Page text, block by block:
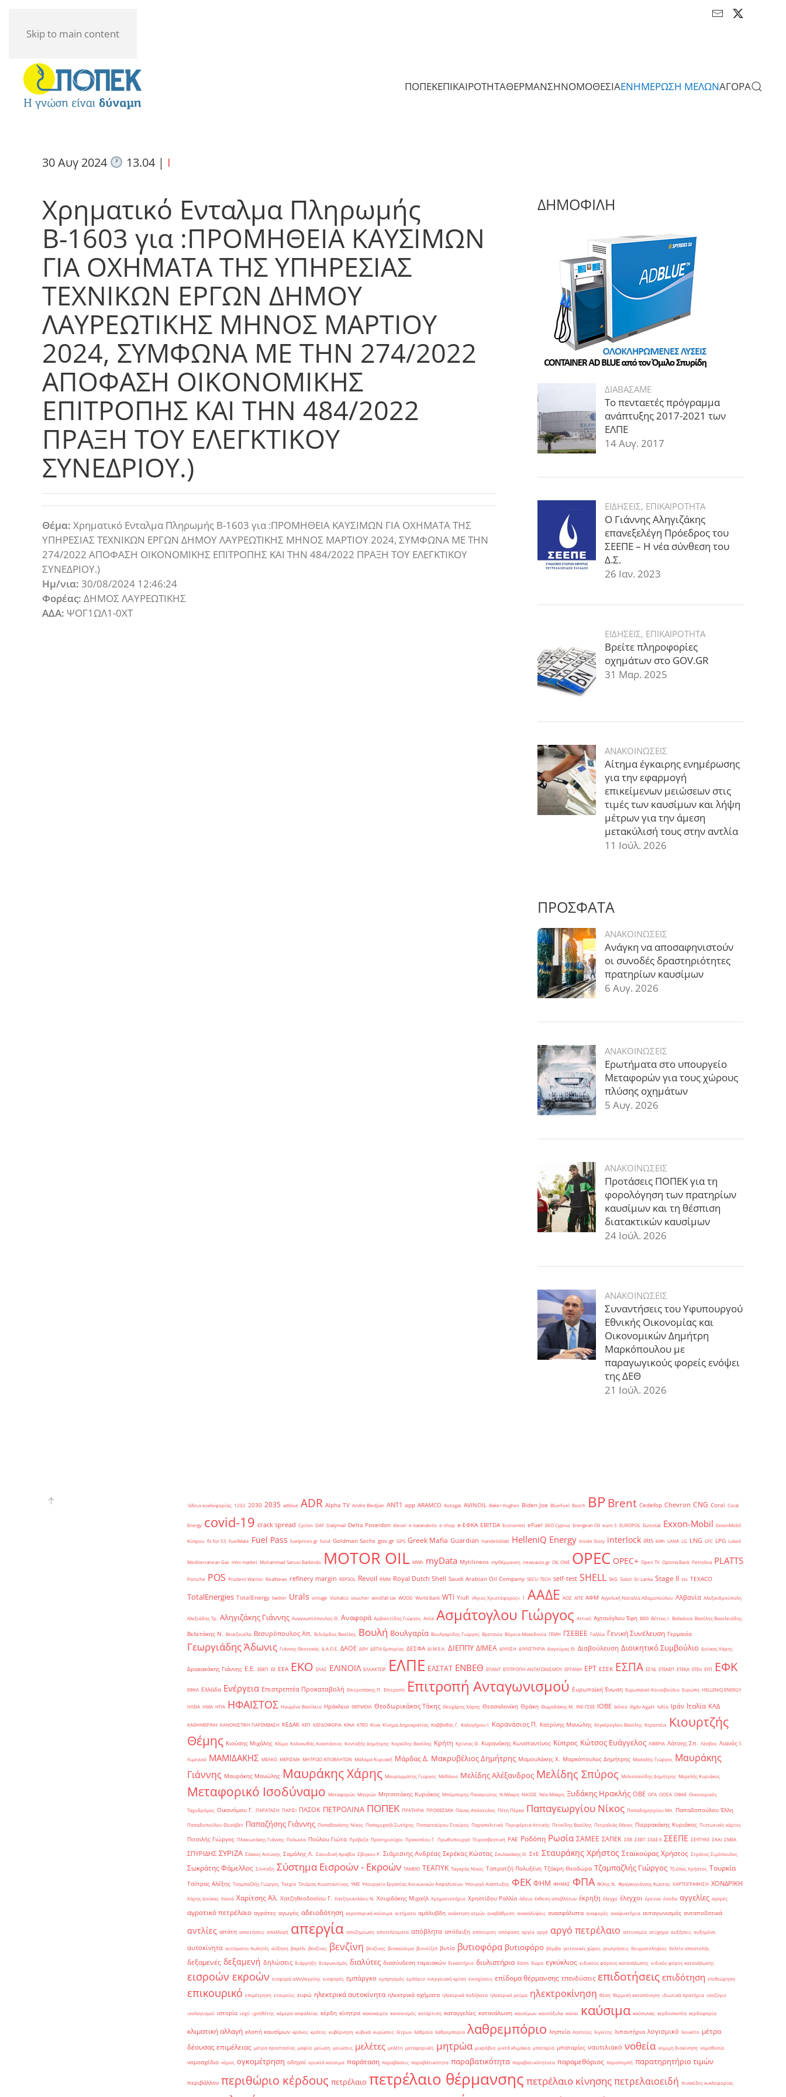
Skip to main content
ΠΟΠΕΚΕΠΙΚΑΙΡΟΤΗΤΑΘΕΡΜΑΝΣΗΝΟΜΟΘΕΣΙΑΕΝΗΜΕΡΩΣΗ ΜΕΛΩΝΑΓΟΡΑ
30 Αυγ 2024 13.04| I
Χρηματικό Ενταλμα Πληρωμής
Β-1603 για :ΠΡΟΜΗΘΕΙΑ ΚΑΥΣΙΜΩΝ
ΓΙΑ ΟΧΗΜΑΤΑ ΤΗΣ ΥΠΗΡΕΣΙΑΣ
ΤΕΧΝΙΚΩΝ ΕΡΓΩΝ ΔΗΜΟΥ
ΛΑΥΡΕΩΤΙΚΗΣ ΜΗΝΟΣ ΜΑΡΤΙΟΥ
2024, ΣΥΜΦΩΝΑ ΜΕ ΤΗΝ 274/2022
ΑΠΟΦΑΣΗ ΟΙΚΟΝΟΜΙΚΗΣ
ΕΠΙΤΡΟΠΗΣ ΚΑΙ ΤΗΝ 484/2022
ΠΡΑΞΗ ΤΟΥ ΕΛΕΓΚΤΙΚΟΥ
ΣΥΝΕΔΡΙΟΥ.)
Θέμα: Χρηματικό Ενταλμα Πληρωμής Β-1603 για :ΠΡΟΜΗΘΕΙΑ ΚΑΥΣΙΜΩΝ ΓΙΑ ΟΧΗΜΑΤΑ ΤΗΣ
ΥΠΗΡΕΣΙΑΣ ΤΕΧΝΙΚΩΝ ΕΡΓΩΝ ΔΗΜΟΥ ΛΑΥΡΕΩΤΙΚΗΣ ΜΗΝΟΣ ΜΑΡΤΙΟΥ 2024, ΣΥΜΦΩΝΑ ΜΕ ΤΗΝ
274/2022 ΑΠΟΦΑΣΗ ΟΙΚΟΝΟΜΙΚΗΣ ΕΠΙΤΡΟΠΗΣ ΚΑΙ ΤΗΝ 484/2022 ΠΡΑΞΗ ΤΟΥ ΕΛΕΓΚΤΙΚΟΥ
ΣΥΝΕΔΡΙΟΥ.)
Ημ/νια: 30/08/2024 12:46:24
Φορέας: ΔΗΜΟΣ ΛΑΥΡΕΩΤΙΚΗΣ
ΑΔΑ: ΨΟΓ1ΩΛ1-0ΧΤ
ΔΗΜΟΦΙΛΗ
ΔΙΑΒΑΣΑΜΕ
Το πενταετές πρόγραμμα
ανάπτυξης 2017-2021 των
ΕΛΠΕ
14 Αυγ. 2017
ΕΙΔΗΣΕΙΣ, ΕΠΙΚΑΙΡΟΤΗΤΑ
Ο Γιάννης Αληγιζάκης
επανεξελέγη Πρόεδρος του
ΣΕΕΠΕ – Η νέα σύνθεση του
Δ.Σ.
26 Ιαν. 2023
ΕΙΔΗΣΕΙΣ, ΕΠΙΚΑΙΡΟΤΗΤΑ
Βρείτε πληροφορίες
οχημάτων στο GOV.GR
31 Μαρ. 2025
ΑΝΑΚΟΙΝΩΣΕΙΣ
Αίτημα έγκαιρης ενημέρωσης
για την εφαρμογή
επικείμενων μειώσεων στις
τιμές των καυσίμων και λήψη
μέτρων για την άμεση
μετακύλισή τους στην αντλία
11 Ιούλ. 2026
ΠΡΟΣΦΑΤΑ
ΑΝΑΚΟΙΝΩΣΕΙΣ
Ανάγκη να αποσαφηνιστούν
οι συνοδές δραστηριότητες
πρατηρίων καυσίμων
6 Αυγ. 2026
ΑΝΑΚΟΙΝΩΣΕΙΣ
Ερωτήματα στο υπουργείο
Μεταφορών για τους χώρους
πλύσης οχημάτων
5 Αυγ. 2026
ΑΝΑΚΟΙΝΩΣΕΙΣ
Προτάσεις ΠΟΠΕΚ για τη
φορολόγηση των πρατηρίων
καυσίμων και τη θέσπιση
διατακτικών καυσίμων
24 Ιούλ. 2026
ΑΝΑΚΟΙΝΩΣΕΙΣ
Συναντήσεις του Υφυπουργού
Εθνικής Οικονομίας και
Οικονομικών Δημήτρη
Μαρκόπουλου με
παραγωγικούς φορείς ενόψει
της ΔΕΘ
21 Ιούλ. 2026
'άδεια κυκλοφορίας 1202 2030 2035 adblue ADR Alpha TV Andre Bledjian ANT1 app ARAMCO Autogas AVINOIL Baker Hughes Biden Joe BlueFuel Bosch BPBrent Cedefop Chevron CNG Coral Coral
Energy covid-19 crack spread Cyclon DAF Dailymail Delta Poseidon diesel e-katanalotis e-shop e-ΕΦΚΑ EBITDA Economist eFuel EKO Cyprus Energean Oil euro 5 EUROPOL Eurostat Exxon-Mobil ExxonMobil
Κύπρου fit for 55 FuelMate Fuel Pass fuelprices.gr fund Goldman Sachs gov.gr GPS Greek Mafia Guardian Handelsblatt HelleniQ Energy Inside Story interlock IRIS kWh LANA LG LNG LPC LPG Lukoil
Mediterranean Gas mini market Mohammad Sanusi Barkindo MOTOR OIL MWh myData Mytilineos myΘέρμανση newsauto.gr OIL ONE OPEC OPEC+ Open TV Optima Bank Petrolina PLATTS
Porsche POS Prudent Warrior RealNews refinery margin REPSOL Revoil RMM Royal Dutch Shell Saudi Arabian Oil Company SECU-TECH self-test SHELL SKG Sokol Sri Lanka Stage II sts TEXACO
TotalEnergies TotalEnergy twitter Urals vintage Viohalco voucher windfall tax WOOD World Bank WTI Yiufi «Άγιος Χριστόφορος» ΄1 ΑΑΔΕ ΑΟΖ ΑΠΕ ΑΦΜ Αγγελική Ναταλία Αδαμοπούλου Αλβανία Αλεξανδρούπολη
Αλεξιάδης Τρ. Αληγιζάκης Γιάννης Αναγνωστόπουλος Θ. Αναφορά Αρβανιτίδης Γιώργος Ασία Ασμάτογλου Γιώργος Αττική Αχτσιόγλου Έφη ΒΕΘ Βέττας Ι. Βαλκάνια Βασίλης Βασιλειάδης
Βελετάκης Ν. Βενεζουέλα Βεσυρόπουλος Απ. Βιλιάρδος Βασίλης Βουλή Βουλγαρία Βουλγαρίδης Γιώργος Βρετανία Βόρεια Μακεδονία ΓΕΜΗ ΓΣΕΒΕΕ Γαλλία Γενική Συνέλευση Γερμανία
Γεωργιάδης Άδωνις Γιάννης Θεοτοκάς Δ.Α.Ο.Ε. ΔΑΟΕ ΔΕΗ ΔΕΠΑ Εμπορίας ΔΕΣΦΑ ΔΙ.Μ.Ε.Α. ΔΙΕΠΠΥ ΔΙΜΕΑ ΔΙΥΛΙΣΗ ΔΙΥΛΙΣΤΗΡΙΑ Δαγούμας Θ. Διαβούλευση Διοικητικό Συμβούλιο Δούκας Χάρης
Δρακακάκης Γιάννης Ε.Ε. ΕΒΕΠ ΕΕ ΕΕΑ ΕΚΟ ΕΛΑΣ ΕΛΙΝΟΙΛ ΕΛΛΑΚΤΩΡ ΕΛΠΕ ΕΛΣΤΑΤ ΕΝΒΕΘ ΕΠΑΝΤ ΕΠΙΤΡΟΠΗ ΑΝΤΑΓΩΝΙΣΜΟΥ ΕΡΓΑΝΗ ΕΡΤ ΕΣΕΚ ΕΣΠΑ ΕΣΥΔ ΕΤΕΑΕΠ ΕΤΕΚΑ ΕΤΕπ ΕΥΠ ΕΦΚ
ΕΦΚΑ Ελλάδα Ενέργεια Επιστρεπτέα Προκαταβολή Επιτροπάκης Π. Επιτροπή Επιτροπή Ανταγωνισμού Ευρωπαϊκή Ένωση Ευρωπαϊκό Κοινοβούλιο Ευρώπη ΗELLENiQ ENERGY
ΗΛΕΙΑ ΗΜΑ ΗΠΑ ΗΦΑΙΣΤΟΣ Ηνωμένο Βασίλειο Ηράκλειο ΘΕΡΜΟΙΛ Θεοδωρικάκος Τάκης Θεοχάρης Χάρης Θεσσαλονίκη Θράκη Θωμαδάκης Μ. ΙΝΕ-ΓΣΕΕ ΙΟΒΕ Ικόνιο Ιλχάν Αχμέτ Ινδία Ιράν Ιταλία ΚΑΔ
ΚΑΘΗΜΕΡΙΝΗ ΚΑΝΟΝΙΣΤΙΚΗ ΠΑΡΕΜΒΑΣΗ ΚΕΔΑΚ ΚΕΠ ΚΕΡΔΟΦΟΡΙΑ ΚΙΝΑ ΚΤΕΟ Κίνα Κίνημα Δημοκρατίας Καββαθάς Γ. Καλογήρου Ι. Καρανάσιος Π. Κατρίνης Μανώλης Κεγκέρογλου Βασίλης Κερατσίνι
Κιουρτζής
Θέμης Κιούσης Μιχάλης Κλίμα Κολοκυθάς Αναστάσιος Κονταξής Δημήτρης Κορκίδης Βασίλης Κρήτη Κρίντας Θ. Κυρανάκης Κωνσταντίνος Κύπρος Κώτσος Ευάγγελος ΛΙΒΕΡΙΑ Λάτσης Σπ. Λέσβος Λιανός Ι.
Λιμενικό ΜΑΜΙΔΑΚΗΣ ΜΕΛΚΟ ΜΕΡΙΣΜΑ ΜΗΤΡΩΟ ΑΠΟΒΛΗΤΩΝ Μάλαμα Κυριακή Μάρδας Δ. Μακρυβέλιος Δημήτρης Μαμουλάκης Χ. Μαρκόπουλος Δημήτρης Μασαλής Γιώργος Μαυράκης
Γιάννης Μαυράκης Μανώλης Μαυράκης Χάρης Μαυρομμάτης Γιώργος Μεθάνιο Μελίδης Αλέξανδρος Μελίδης Σπύρος Μελισσανίδης Δημήτρης Μερελής Κυριάκος
Μεταφορικό Ισοδύναμο Μεταφορών Μητρώο Μητσοτάκης Κυριάκος Μπόμπορης Παναγιώτης Ν.Μάκρη ΝΑΞΟΣ Νέα Μάκρη Ξυδάκης Ηρακλής ΟΒΕ ΟΓΑ ΟΟΣΑ ΟΦΑΕ Οικονομικός
Ταχυδρόμος Οικονόμου Γ. ΠΑΡΑΤΑΣΗ ΠΑΡΙΣΙ ΠΑΣΟΚ ΠΕΤΡΟΛΙΝΑ ΠΟΠΕΚ ΠΡΑΤΗΡΙΑ ΠΡΟΘΕΣΜΙΑ Πάνας Απόστολος Πέτη Πέρκα Παπαγεωργίου Νίκος Παπαδημητρίου Μπ. Παπαδοπούλου Έλλη
Παπαδοπούλου Ελισάβετ Παπαζήσης Γιάννης Παπαθανάσης Νίκος Παπαμιχαήλ Σωτήρης Παπασταύρου Σταύρος Παραπολιτικά Περιφέρεια Αττικής Πετκίδης Βασίλης Πετραλιάς Θάνος Πιερρακάκης Κυριάκος Πιστωτικές κάρτες
Πιτσιλής Γιώργος Πλακιωτάκης Γιάννης Πολωνία Πούλου Γιώτα Πρέβεζα Πρατηριούχοι Προκοπίου Γ. Πρωθυπουργό Πυροσβεστική ΡΑΕ Ροδόπη Ρωσία ΣΑΜΕΕ ΣΑΠΕΚ ΣΕΒ ΣΕΒΤ ΣΕΔΕ ΙΙ ΣΕΕΠΕ ΣΕΥΠΥΚΕ ΣΚΑΙ ΣΜΕΑ
ΣΠΥΡΙΔΗΣ ΣΥΡΙΖΑ Σάκκος Αντώνης Σαμόλης Λ. Σαουδική Αραβία Σβίγκου Ρ. Σιάμισιης Ανδρέας Σκρέκας Κώστας Σκυλακάκης Θ. ΣτΕ Σταυράκης Χρήστος Σταϊκούρας Χρήστος Στράτος Σιμόπουλος
Σωκράτης Φάμελλος Σύνταξη Σύστημα Εισροών - Εκροών ΤΑΜΕΙΟ ΤΕΑΠΥΚ Ταγαράς Νίκος Ταπρατζή Πολυξένη Τζάκρη Θεοδώρα Τζαμπαζλής Γιώργος Τζιόλας Χρήστος Τουρκία
Τσίπρας Αλέξης Τσαμπαζλής Γιώργος Τσεχία Τσιάρας Κωνσταντίνος ΥΜΕ Υπουργείο Εργασίας Κοινωνικών Ασφαλίσεων Υπουργό Ανάπτυξης ΦΕΚ ΦΗΜ ΦΗΜΑΣ ΦΠΑ Φίλης Ν. Φραγκογιάννης Κώστας ΧΑΡΤΟΓΡΑΦΗΣΗ ΧΟΝΔΡΙΚΗ
Χάρης Δούκας Χανιά Χαρίτσης Αλ. Χατζηθεοδοσίου Γ. Χατζηνικολάου Ν. Χουρδάκης Μιχαήλ Χρηματιστήριο Χρηστίδου Ραλλία άδεια έκθεση αποβλήτων έκρηξη έλεγχο έλεγχοι έρευνα έσοδα αγγελίες αγορές
αγροτικό πετρέλαιο αγρότες αγωγός αδειοδότηση αεροπορικά καύσιμα αιτήματα αμόλυβδη ανάκτηση ατμών αναβάθμιση ανακαλύψεις ανασφάλιστα αναφορές αναψυκτήρια ανταγωνισμός ανταποδοτικά
αντλίες απάτη απαιτήσεις απαλλαγή απεργία αποζημίωση αποτελέσματα απόβλητα απόδειξη απόσυρση απόφαση αργία αργό αργό πετρέλαιο αστυνομία ατύχημα αυξήσεις αυξημένα
αυτοκίνητα αυτόματοι πωλητές αύξηση βαρέλι βενζίνες βενζίνη βενζίνης βιοκαύσιμα βιοντίζελ βυτίο βυτιοφόρα βυτιοφόρο βόμβα γειτονικές χώρες γεωτρήσεις δειγματοληψίες δελτίο αποστολής
δεξαμενές δεξαμενή δηλώσεις διάρρηξη διαγωνισμός διαλύτες διασύνδεση ταμειακών δικαστήριο διυλιστήρια δόση δώρα εγκύκλιος ειδικούς φόρους κατανάλωσης ειδικός φόρος κατανάλωσης
εισροών εκροών εισφορά αλληλεγγύης εισφορές εμπάργκο εμπρησμός εμπόριο ενεργειακή κρίση ενισχύσεις επίδομα θέρμανσης επενδύσεις επιδοτήσεις επιδότηση επιθεώρηση
επικουρικό επιμέτρηση εταιρείες ευρώ ηλεκτρικά αυτοκίνητα ηλεκτρικά οχήματα ηλεκτρικά ποδήλατα ηλεκτρικό ρεύμα ηλεκτροκίνηση θέση θερμική καταπόνηση ιδιωτικά πρατήρια ισοζύγιο
ισολογισμοί ιστορία ισχύ ιχνηθέτης κάμερα ασφαλείας κέρδη κίνητρα κακοκαιρία κανονισμός κατάρτιση καταγγελίες κατανάλωση καυσίμων καυσόξυλα καύσι καύσιμα καύσωνας κερδοσκοπία κερδοφορία
κλιματική αλλαγή κλοπή καυσίμων κράνος κράτος κυβέρνηση κυβικά κυρώσεις λίτρων λαθραία λαθρεμπορία λαθρεμπόριο ληστεία ληστείες λιγνίτης λιπαντήρια λογισμικό λουκέτο μέτρα
δέουσας επιμέλειας μέτρα προστασίας μαφία μείωση μειώσεις μελέτες μελέτη μεταφορικές μητρώα μικρόβια μικτά κλιμάκια μπαταρία μπαταρίες ναυτιλιακό νοθεία νομιμη διακίνηση νομοθεσία
νομοσχέδιο νόμος ογκομέτρηση οδηγοί ορυκτά καύσιμα παράταση παραβάσεις παραβάτικότητα παραβατικότητα παραβατικότητατα παραμεθόριος παραπομπή παρατηρητήριο τιμών
περιβάλλον περιθώριο κέρδους πετρέλαιο πετρέλαιο θέρμανσης πετρέλαιο κίνησηςπετρελαιοειδή πινακίδες κυκλοφορίας